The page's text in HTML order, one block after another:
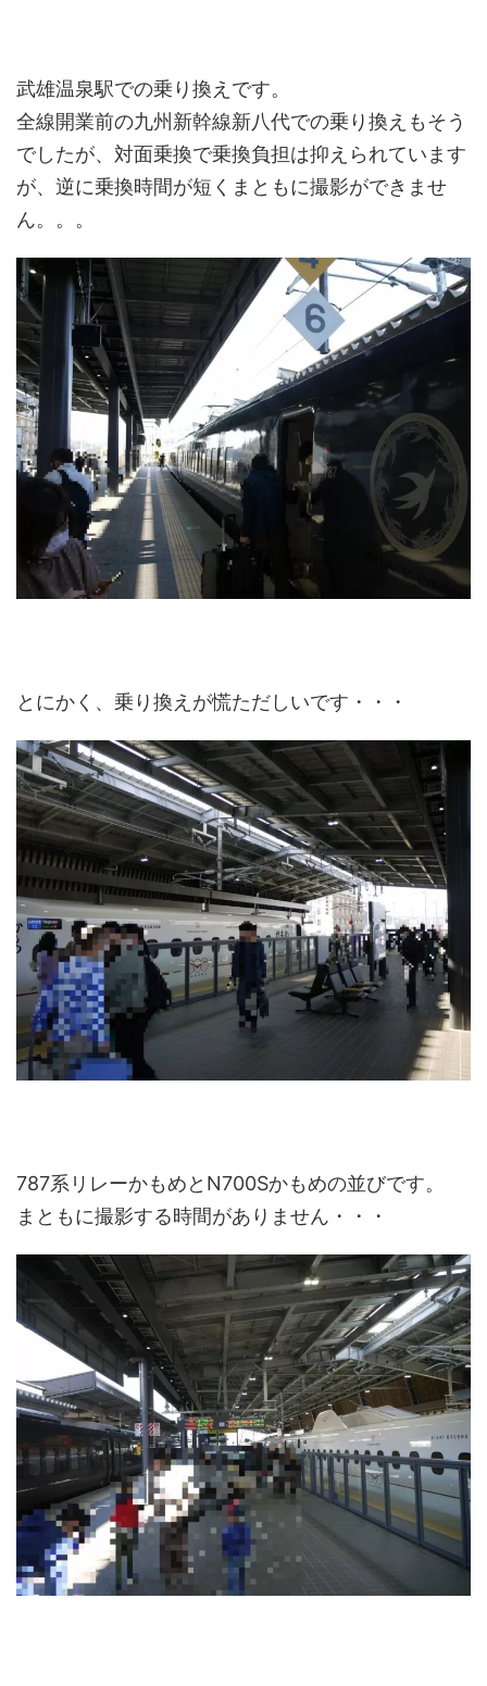
武雄温泉駅での乗り換えです。
全線開業前の九州新幹線新八代での乗り換えもそう
でしたが、対面乗換で乗換負担は抑えられています
が、逆に乗換時間が短くまともに撮影ができませ
ん。。。
とにかく、乗り換えが慌ただしいです・・・
787系リレーかもめとN700Sかもめの並びです。
まともに撮影する時間がありません・・・